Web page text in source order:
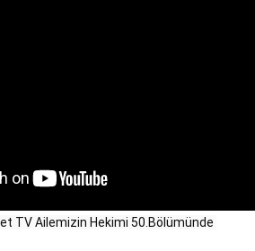
TV Ailemizin Hekimi 50.Bölümünde